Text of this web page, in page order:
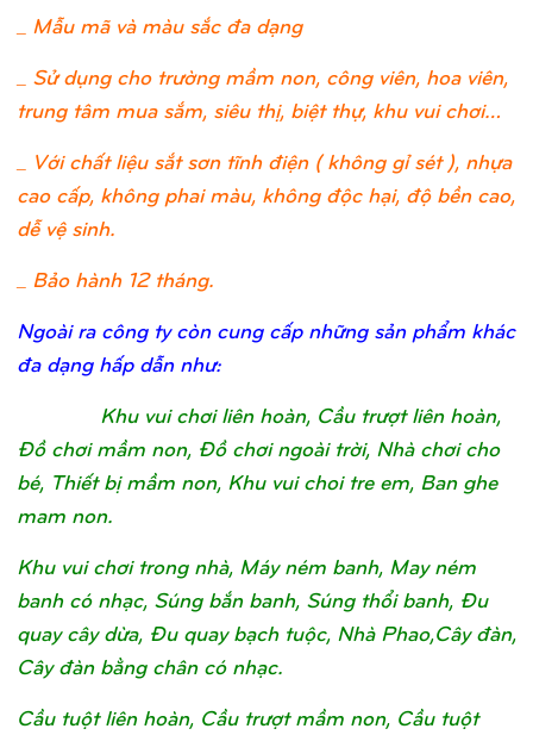
_ Mẫu mã và màu sắc đa dạng
_ Sử dụng cho trường mầm non, công viên, hoa viên,
trung tâm mua sắm, siêu thị, biệt thự, khu vui chơi…
_ Với chất liệu sắt sơn tĩnh điện ( không gỉ sét ), nhựa
cao cấp, không phai màu, không độc hại, độ bền cao,
dễ vệ sinh.
_ Bảo hành 12 tháng.
Ngoài ra công ty còn cung cấp những sản phẩm khác
đa dạng hấp dẫn như:
Khu vui chơi liên hoàn, Cầu trượt liên hoàn,
Đồ chơi mầm non, Đồ chơi ngoài trời, Nhà chơi cho
bé, Thiết bị mầm non, Khu vui choi tre em, Ban ghe
mam non.
Khu vui chơi trong nhà, Máy ném banh, May ném
banh có nhạc, Súng bắn banh, Súng thổi banh, Đu
quay cây dừa, Đu quay bạch tuộc, Nhà Phao,Cây đàn,
Cây đàn bằng chân có nhạc.
Cầu tuột liên hoàn, Cầu trượt mầm non, Cầu tuột